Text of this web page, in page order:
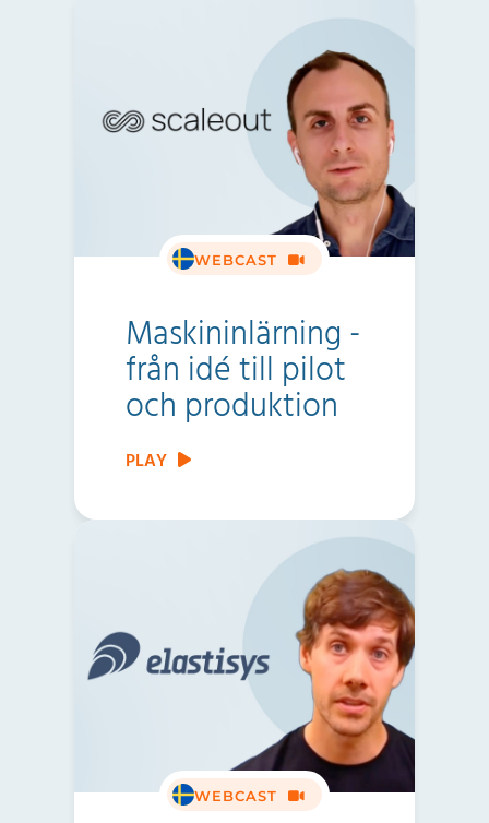
WEBCAST
Maskininlärning -
från idé till pilot
och produktion
PLAY
WEBCAST